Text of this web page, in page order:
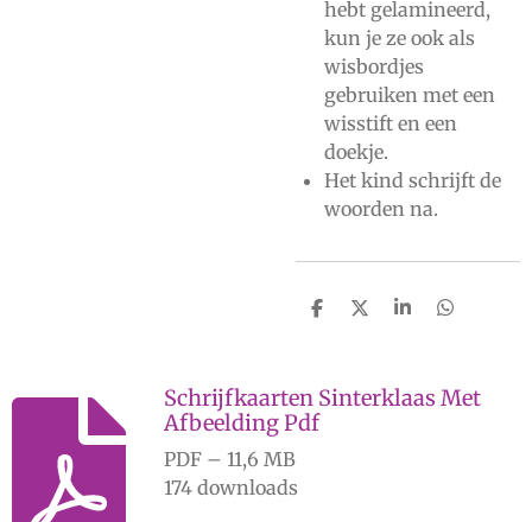
hebt gelamineerd,
kun je ze ook als
wisbordjes
gebruiken met een
wisstift en een
doekje.
Het kind schrijft de
woorden na.
D
n
D
S
e
D
n
Schrijfkaarten Sinterklaas Met
Afbeelding Pdf
PDF – 11,6 MB
174 downloads